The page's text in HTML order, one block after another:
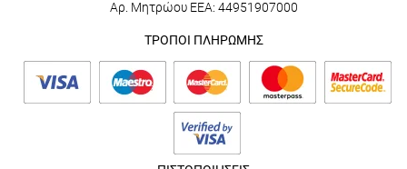
Αρ. Μητρώου ΕΕΑ: 44951907000
ΤΡΟΠΟΙ ΠΛΗΡΩΜΗΣ